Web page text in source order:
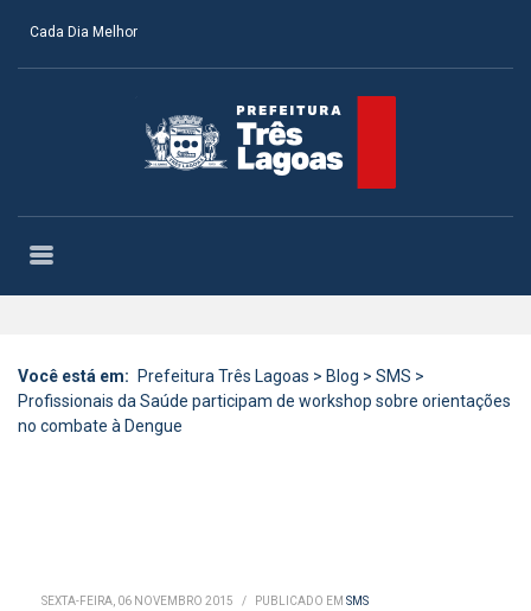
Cada Dia Melhor
Você está em: Prefeitura Três Lagoas > Blog > SMS >
Profissionais da Saúde participam de workshop sobre orientações
no combate à Dengue
SEXTA-FEIRA, 06 NOVEMBRO 2015 / PUBLICADO EM SMS